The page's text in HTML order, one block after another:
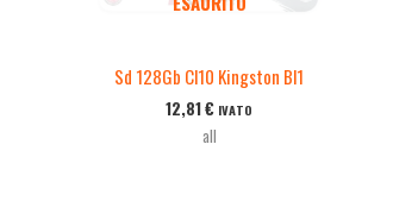
Sd 128Gb Cl10 Kingston Bl1
12,81€ IVATO
all